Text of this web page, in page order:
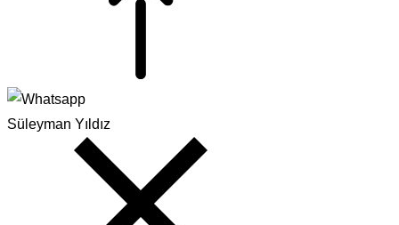
Süleyman Yıldız